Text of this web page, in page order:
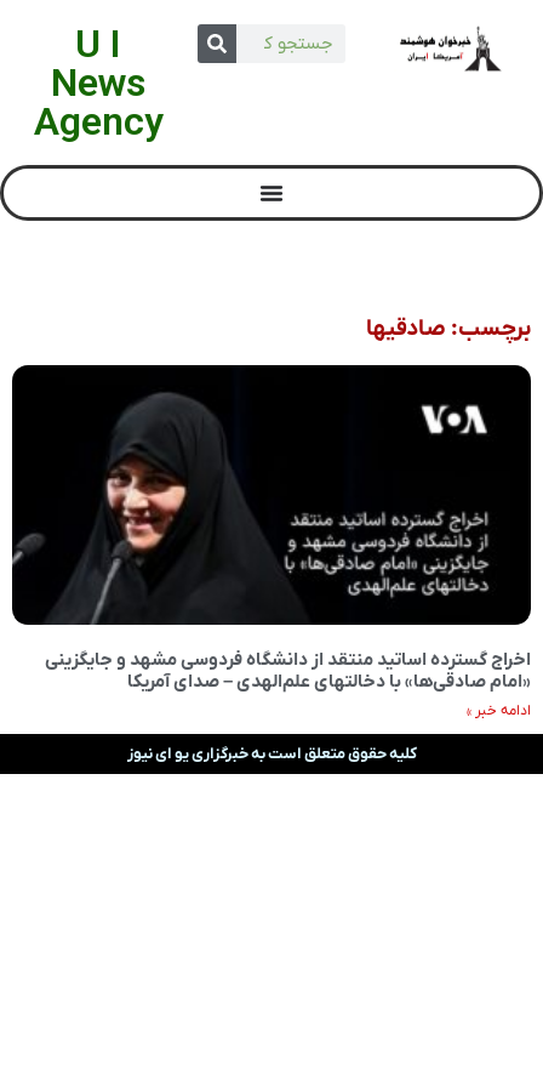
U I
News
Agency
برچسب: صادقیها
اخراج گسترده اساتید منتقد از دانشگاه فردوسی مشهد و جایگزینی
«امام صادقی‌ها» با دخالتهای علم‌الهدی – صدای آمریکا
ادامه خبر »
کلیه حقوق متعلق است به خبرگزاری یو ای نیوز